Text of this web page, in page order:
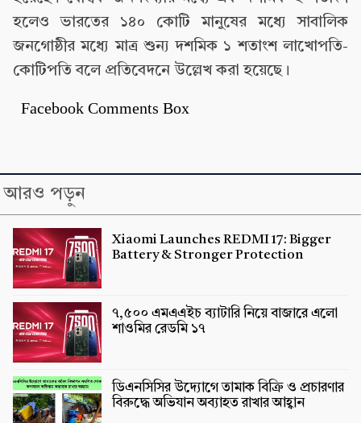
হলেও ভারতের ১৪০ কোটি মানুষের মধ্যে সাবালিক
জনগোষ্ঠীর মধ্যে মাত্র শুন্য দশমিক ১ শতাংশ লাখোপতি-
কোটিপতি বলে প্রতিবেদনে উল্লেখ করা হয়েছে।
Facebook Comments Box
আরও পড়ুন
Xiaomi Launches REDMI 17: Bigger
Battery & Stronger Protection
৭,৫০০ এমএএইচ ব্যাটারি নিয়ে বাজারে এলো
শাওমির রেডমি ১৭
ডিএনসিসির উদ্যোগে তামাক বিক্রি ও প্রচারণার
বিরুদ্ধে অভিযান অব্যাহত রাখার আহ্বান